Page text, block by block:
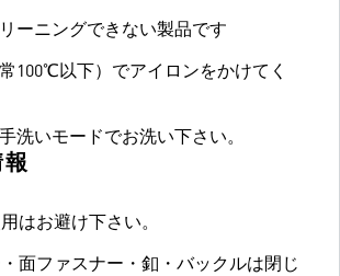
リーニングできない製品です
100℃以下）でアイロンをかけてく
洗いモードでお洗い下さい。
はお避け下さい。
面ファスナー・釦・バックルは閉じ